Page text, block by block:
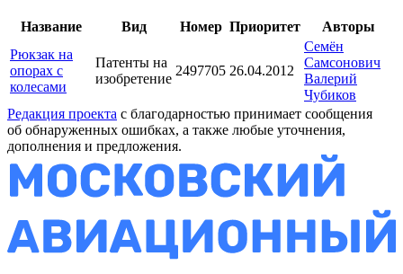
Название Вид Номер Приоритет
Авторы
Рюкзак на
опорах с
колесами
Патенты на
изобретение
2497705 26.04.2012
Семён
Самсонович
Валерий
Чубиков
Редакция проекта с благодарностью принимает сообщения
об обнаруженных ошибках, а также любые уточнения,
дополнения и предложения.